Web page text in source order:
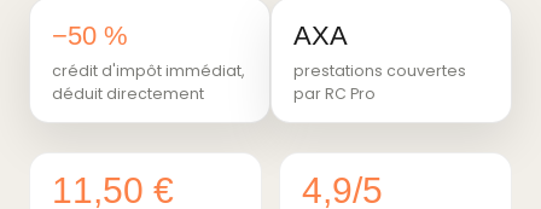
−50 %
crédit d'impôt immédiat,
déduit directement
AXA
prestations couvertes
par RC Pro
11,50 € 4,9/5